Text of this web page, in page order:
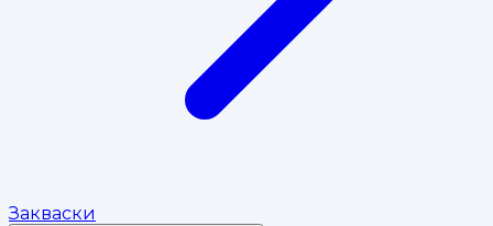
Закваски